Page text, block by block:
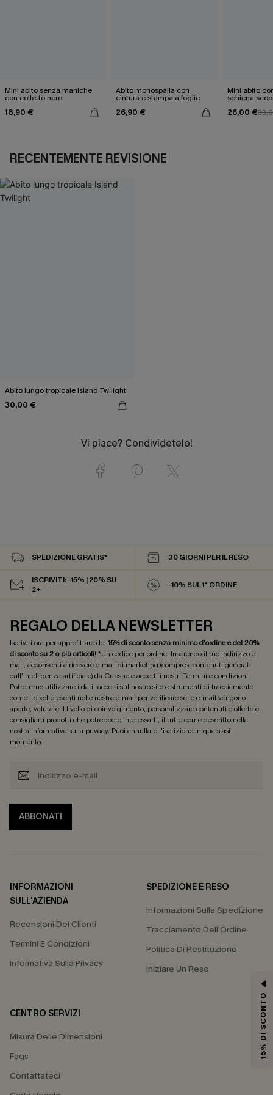
Mini abito senza maniche
con colletto nero
18,90 €
Abito monospalla con
cintura e stampa a foglie
26,90 €
Mini abito
schiena
26,00 €
RECENTEMENTE REVISIONE
Abito lungo tropicale Island Twilight
30,00 €
Vi piace? Condividetelo!
SPEDIZIONE GRATIS* 30 GIORNI PER IL RESO
ISCRIVITI: -15% | 20% SU
2+
-10% SUL 1° ORDINE
REGALO DELLA NEWSLETTER
Iscriviti ora per approfittare del 15% di sconto senza minimo d'ordine e del 20%
di sconto su 2 o più articoli! *Un codice per ordine. Inserendo il tuo indirizzo e-
mail, acconsenti a ricevere e-mail di marketing (compresi contenuti generati
dall'intelligenza artificiale) da Cupshe e accetti i nostri Termini e condizioni.
Potremmo utilizzare i dati raccolti sul nostro sito e strumenti di tracciamento
come i pixel presenti nelle nostre e-mail per verificare se le e-mail vengono
aperte, valutare il livello di coinvolgimento, personalizzare contenuti e offerte e
consigliarti prodotti che potrebbero interessarti, il tutto come descritto nella
nostra Informativa sulla privacy. Puoi annullare l'iscrizione in qualsiasi
momento.
ABBONATI
INFORMAZIONI
SULL'AZIENDA
Recensioni Dei Clienti
Termini E Condizioni
Informativa Sulla Privacy
SPEDIZIONE E RESO
Informazioni Sulla Spedizione
Tracciamento Dell'Ordine
Politica Di Restituzione
Iniziare Un Reso
CENTRO SERVIZI
Misura Delle Dimensioni
Faqs
Contattateci
15% DI SCONTO